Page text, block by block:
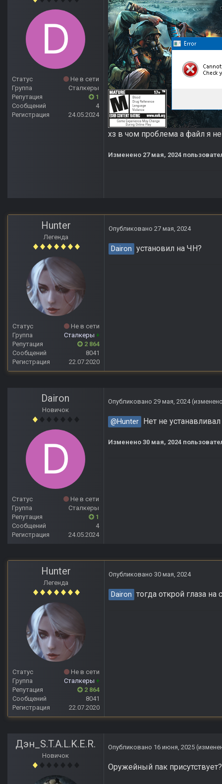
Статус
Не в сети
Группа
Сталкеры
Репутация
1
Сообщений
4
Регистрация
24.05.2024
хз в чом проблема а файл я
Изменено 27 мая, 2024
Hunter
Легенда
Статус
Не в сети
Группа
Сталкеры +
Репутация
2 864
Сообщений
8041
Регистрация
22.07.2020
Опубликовано 27 мая, 2024
Dairon установил на ЧН?
Dairon
Новичок
Статус
Не в сети
Группа
Сталкеры
Репутация
1
Сообщений
4
Регистрация
24.05.2024
Опубликовано 29 мая, 2024
@Hunter Нет не
Изменено 30 мая, 2024
Hunter
Легенда
Статус
Не в сети
Группа
Сталкеры +
Репутация
2 864
Сообщений
8041
Регистрация
22.07.2020
Опубликовано 30 мая, 2024
Dairon тогда открой глаза на
Дэн_S.T.A.L.K.E.R.
Новичок
Опубликовано 16 июня, 2025
Оружейный пак